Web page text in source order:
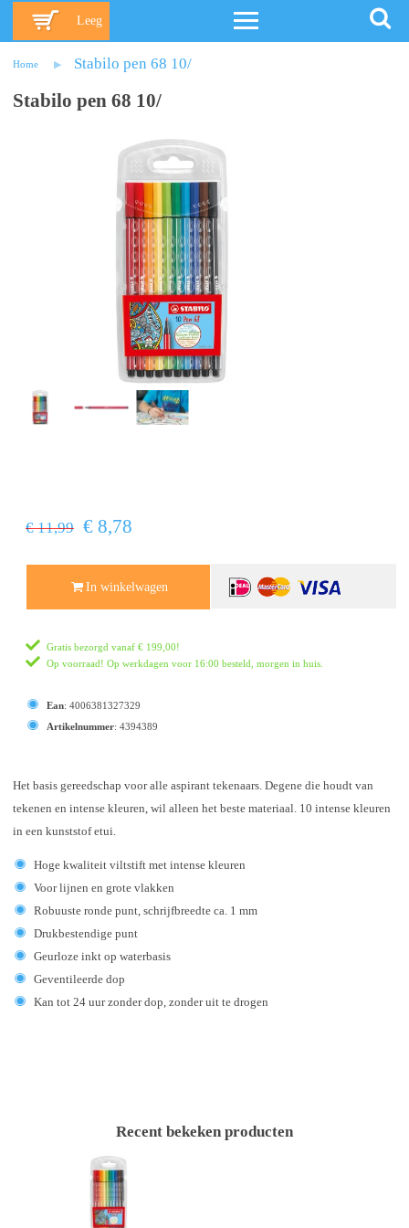
Leeg
Home Stabilo pen 68 10/
Stabilo pen 68 10/
€ 11,99 € 8,78
In winkelwagen
Gratis bezorgd vanaf € 199,00!
Op voorraad! Op werkdagen voor 16:00 besteld, morgen in huis.
Ean: 4006381327329
Artikelnummer: 4394389
Het basis gereedschap voor alle aspirant tekenaars. Degene die houdt van
tekenen en intense kleuren, wil alleen het beste materiaal. 10 intense kleuren
in een kunststof etui.
Hoge kwaliteit viltstift met intense kleuren
Voor lijnen en grote vlakken
Robuuste ronde punt, schrijfbreedte ca. 1 mm
Drukbestendige punt
Geurloze inkt op waterbasis
Geventileerde dop
Kan tot 24 uur zonder dop, zonder uit te drogen
Recent bekeken producten